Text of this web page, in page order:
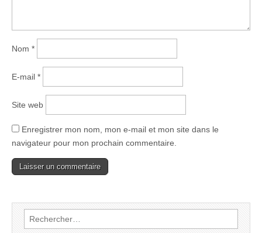
Nom *
E-mail *
Site web
Enregistrer mon nom, mon e-mail et mon site dans le
navigateur pour mon prochain commentaire.
Rechercher :